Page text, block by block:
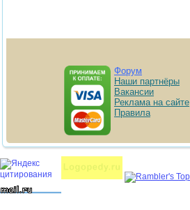
Форум
Наши партнёры
Вакансии
Реклама на сайте
Правила